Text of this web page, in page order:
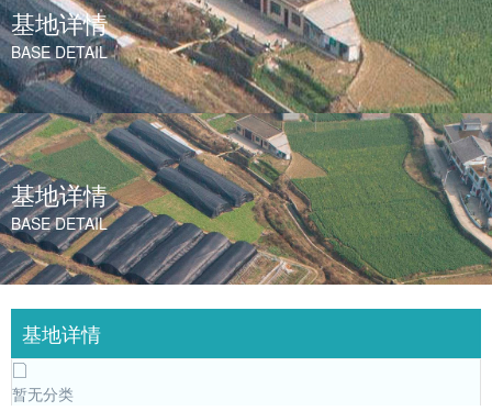
基地详情
BASE DETAIL
基地详情
BASE DETAIL
基地详情
暂无分类